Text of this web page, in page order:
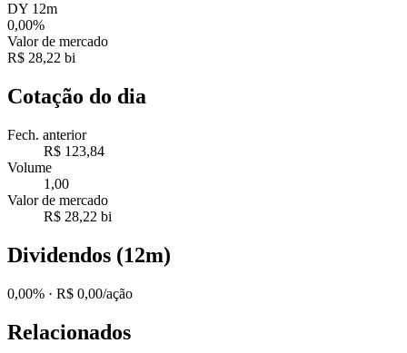
DY 12m
0,00%
Valor de mercado
R$ 28,22 bi
Cotação do dia
Fech. anterior
R$ 123,84
Volume
1,00
Valor de mercado
R$ 28,22 bi
Dividendos (12m)
0,00% · R$ 0,00/ação
Relacionados